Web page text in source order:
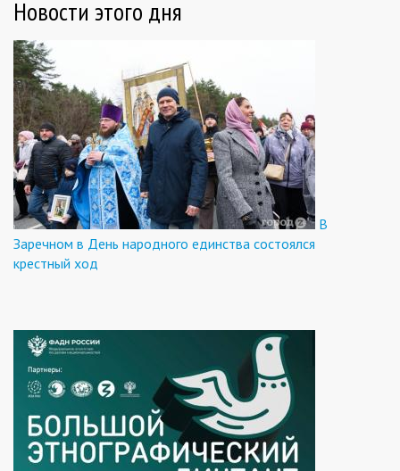
Новости этого дня
В
Заречном в День народного единства состоялся
крестный ход